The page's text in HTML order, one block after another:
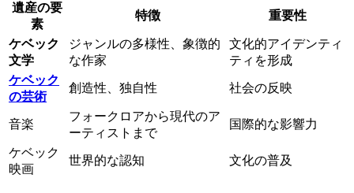
遺産の要
素
特徴 重要性
ケベック
文学
ジャンルの多様性、象徴的
な作家
文化的アイデンティ
ティを形成
ケベック
の芸術
創造性、独自性 社会の反映
音楽
フォークロアから現代のア
ーティストまで
国際的な影響力
ケベック
映画
世界的な認知 文化の普及